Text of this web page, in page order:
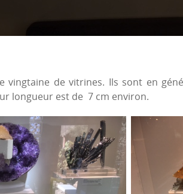
vingtaine de vitrines. Ils sont en
longueur est de 7 cm environ.